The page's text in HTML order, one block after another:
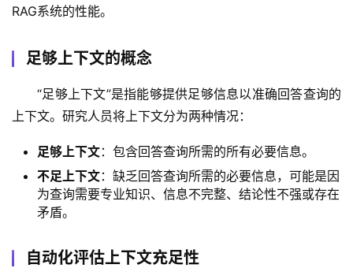
RAG系统的性能。
足够上下文的概念
“足够上下文”是指能够提供足够信息以准确回答查询的
上下文。研究人员将上下文分为两种情况：
足够上下文‌：包含回答查询所需的所有必要信息。
不足上下文‌：缺乏回答查询所需的必要信息，可能是因
为查询需要专业知识、信息不完整、结论性不强或存在
矛盾。
自动化评估上下文充足性